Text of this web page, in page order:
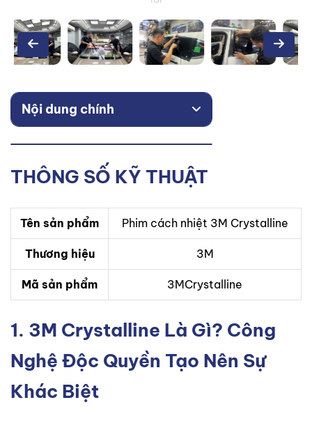
Nội dung chính
THÔNG SỐ KỸ THUẬT
Tên sản phẩm Phim cách nhiệt 3M Crystalline
Thương hiệu 3M
Mã sản phẩm 3MCrystalline
1. 3M Crystalline Là Gì? Công
Nghệ Độc Quyền Tạo Nên Sự
Khác Biệt